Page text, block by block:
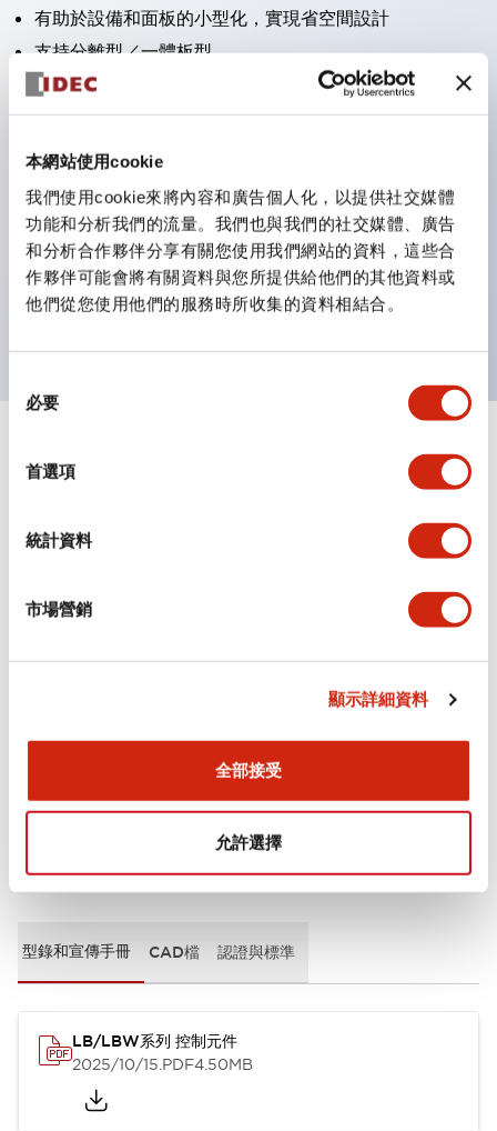
本網站使用cookie
我們使用cookie來將內容和廣告個人化，以提供社交媒體
功能和分析我們的流量。我們也與我們的社交媒體、廣告
和分析合作夥伴分享有關您使用我們網站的資料，這些合
作夥伴可能會將有關資料與您所提供給他們的其他資料或
他們從您使用他們的服務時所收集的資料相結合。
必要
首選項
統計資料
市場營銷
顯示詳細資料
全部接受
允許選擇
有助於設備和面板的小型化，實現省空間設計
支持分離型／一體板型
豐富的顏色變化
也提供可標記的照光鏡片類型（非照光）
提供2檔、3檔、照光型、帶鎖選擇開關以及蜂鳴器、撥
桿開關等
優異的防水性能。保護結構IP65
按鈕開關、選擇開關、帶鎖選擇開關最大支持3c接點。
LED照光帶來明亮且鮮明的照光面
可用專用配件輕鬆更換為Φ22閃光輪廓型
規格 顯示全部+
環境規範
安裝和安裝規範
文件和檔案
型錄和宣傳手冊 CAD檔 認證與標準
LB/LBW系列 控制元件
2025/10/15.PDF4.50MB